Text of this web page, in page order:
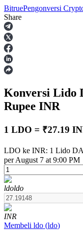
Berjangka
USDT Berjangka
Kontrak berjangka
BitruePengonversi
Share
Konversi Lido
Rupee INR
1 LDO = ₹27.19
LDO ke INR: 1 Lido
per August 7 at 9:00 PM
ldoldo
INR
Membeli ldo (ldo)